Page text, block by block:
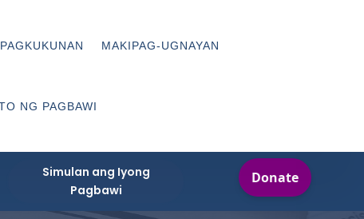
MAKIPAG-UGNAYAN
NG PAGBAWI
Simulan ang Iyong
Pagbawi